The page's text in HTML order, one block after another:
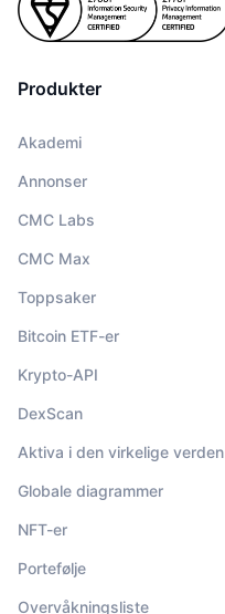
Produkter
Akademi
Annonser
CMC Labs
CMC Max
Toppsaker
Bitcoin ETF-er
Krypto-API
DexScan
Aktiva i den virkelige verden
Globale diagrammer
NFT-er
Portefølje
Overvåkningsliste